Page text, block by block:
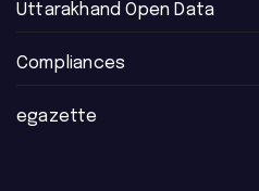
Uttarakhand Open Data
Compliances
egazette